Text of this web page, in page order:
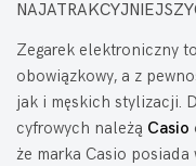
Zegarek elektroniczny
obowiązkowy, a z
jak i męskich stylizacji.
cyfrowych należą Casio
że marka Casio